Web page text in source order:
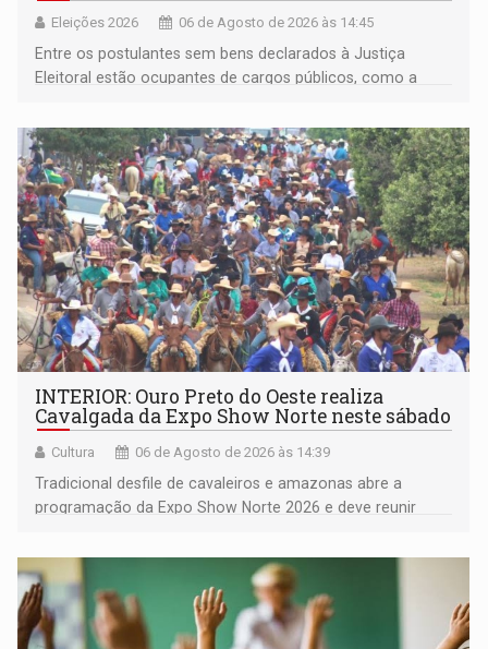
Eleições 2026 06 de Agosto de 2026 às 14:45
Entre os postulantes sem bens declarados à Justiça
Eleitoral estão ocupantes de cargos públicos, como a
Pedro Geovar (PP) e a vice-prefeita Magna dos Anjos
(NOVO)
INTERIOR: Ouro Preto do Oeste realiza
Cavalgada da Expo Show Norte neste sábado
Cultura 06 de Agosto de 2026 às 14:39
Tradicional desfile de cavaleiros e amazonas abre a
programação da Expo Show Norte 2026 e deve reunir